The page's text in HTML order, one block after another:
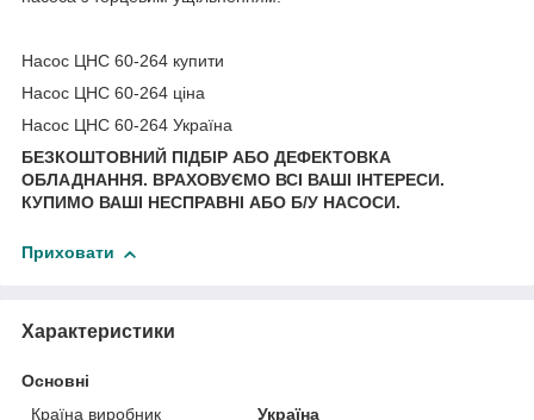
Насос ЦНС 60-264 купити
Насос ЦНС 60-264 ціна
Насос ЦНС 60-264 Україна
БЕЗКОШТОВНИЙ ПІДБІР АБО ДЕФЕКТОВКА
ОБЛАДНАННЯ. ВРАХОВУЄМО ВСІ ВАШІ ІНТЕРЕСИ.
КУПИМО ВАШІ НЕСПРАВНІ АБО Б/У НАСОСИ.
Приховати
Характеристики
Основні
Країна виробник
Україна